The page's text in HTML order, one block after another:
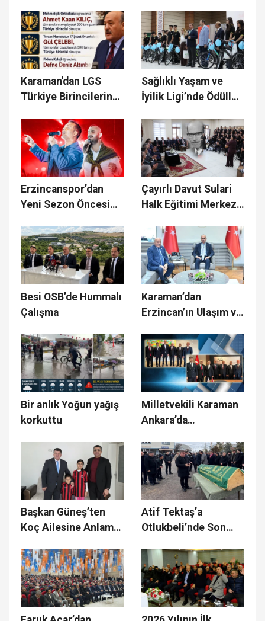
Karaman'dan LGS
Türkiye Birincilerine
Sağlıklı Yaşam ve
İyilik Ligi’nde Ödüller
Erzincanspor’dan
Yeni Sezon Öncesi
Organizasyon
Çayırlı Davut Sulari
Halk Eğitimi Merkezi
Besi OSB’de Hummalı
Çalışma
Karaman’dan
Erzincan’ın Ulaşım ve
Bakanlık Teması
Bir anlık Yoğun yağış
korkuttu
Milletvekili Karaman
Ankara’da
Sürdürüyor
Başkan Güneş’ten
Koç Ailesine Anlamlı
Atif Tektaş’a
Otlukbeli’nde Son